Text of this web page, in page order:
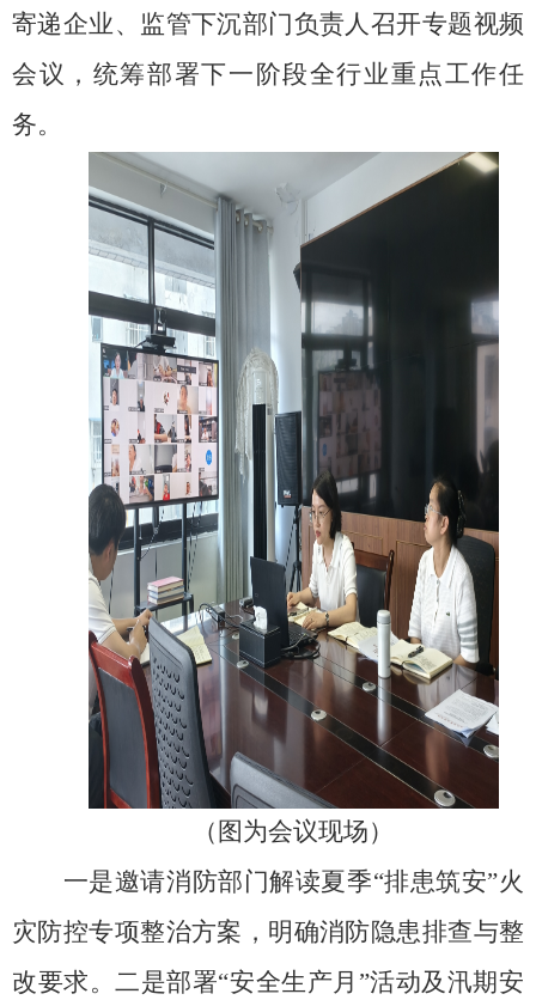
寄递企业、监管下沉部门负责人召开专题视频
会议，统筹部署下一阶段全行业重点工作任
务。
（图为会议现场）
一是邀请消防部门解读夏季“排患筑安”火
灾防控专项整治方案，明确消防隐患排查与整
改要求。二是部署“安全生产月”活动及汛期安